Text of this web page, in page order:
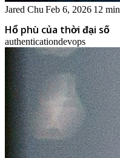
Jared Chu Feb 6, 2026 12 min
Hổ phù của thời đại số
authenticationdevops